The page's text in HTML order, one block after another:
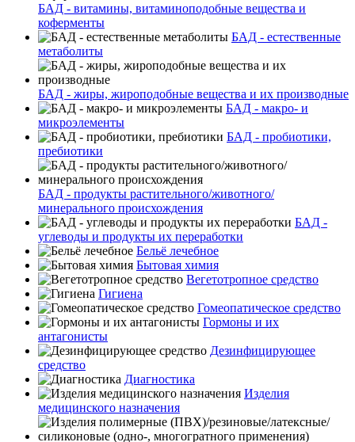
БАД - витамины, витаминоподобные вещества и
коферменты
БАД - естественные
метаболиты
БАД - жиры, жироподобные вещества и их производные
БАД - макро- и
микроэлементы
БАД - пробиотики,
пребиотики
БАД - продукты растительного/животного/
минерального происхождения
БАД -
углеводы и продукты их переработки
Бельё лечебное
Бытовая химия
Вегетотропное средство
Гигиена
Гомеопатическое средство
Гормоны и их
антагонисты
Дезинфицирующее
средство
Диагностика
Изделия
медицинского назначения